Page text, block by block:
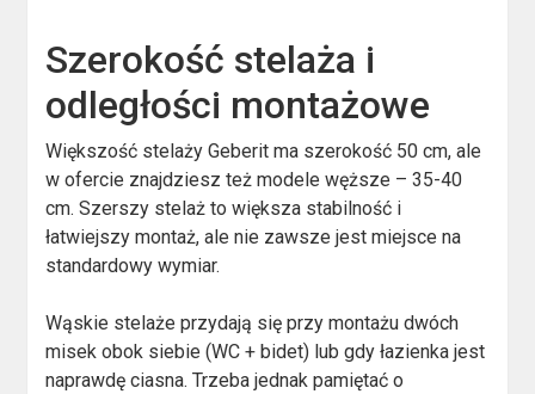
Szerokość stelaża i
odległości montażowe
Większość stelaży Geberit ma szerokość 50 cm, ale
w ofercie znajdziesz też modele węższe – 35-40
cm. Szerszy stelaż to większa stabilność i
łatwiejszy montaż, ale nie zawsze jest miejsce na
standardowy wymiar.
Wąskie stelaże przydają się przy montażu dwóch
misek obok siebie (WC + bidet) lub gdy łazienka jest
naprawdę ciasna. Trzeba jednak pamiętać o